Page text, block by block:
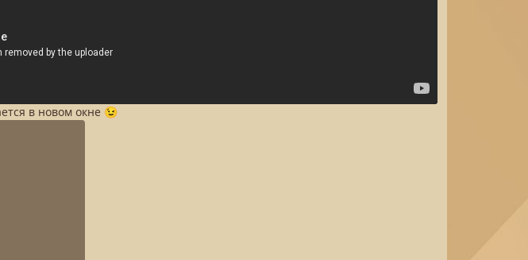
в новом окне 😉